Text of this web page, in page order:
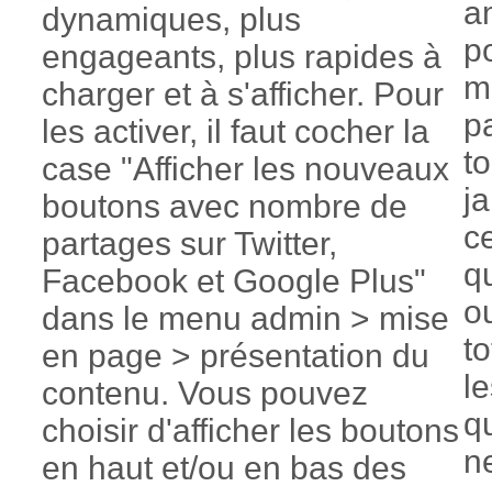
dynamiques, plus
engageants, plus rapides à
charger et à s'afficher. Pour
les activer, il faut cocher la
case "Afficher les nouveaux
boutons avec nombre de
partages sur Twitter,
Facebook et Google Plus"
dans le menu admin > mise
en page > présentation du
contenu. Vous pouvez
choisir d'afficher les boutons
en haut et/ou en bas des